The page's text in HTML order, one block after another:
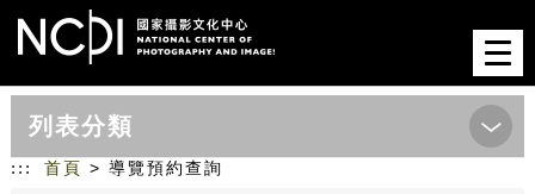
跳到主要內容
網站導覽
前往首頁
列表分類
::: 首頁 > 導覽預約查詢